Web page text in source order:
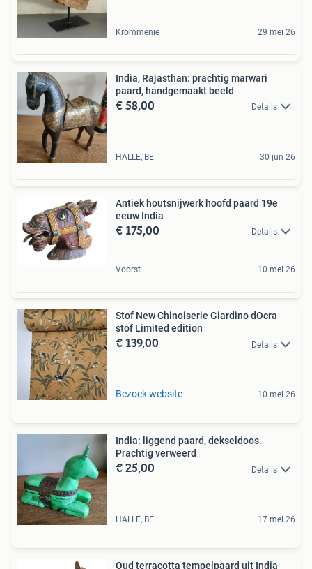
Krommenie 29 mei 26
India, Rajasthan: prachtig marwari
paard, handgemaakt beeld
€ 58,00 Details
HALLE, BE 30 jun 26
Antiek houtsnijwerk hoofd paard 19e
eeuw India
€ 175,00 Details
Voorst 10 mei 26
Stof New Chinoiserie Giardino dOcra
stof Limited edition
€ 139,00 Details
Bezoek website 10 mei 26
India: liggend paard, dekseldoos.
Prachtig verweerd
€ 25,00 Details
HALLE, BE 17 mei 26
Oud terracotta tempelpaard uit India